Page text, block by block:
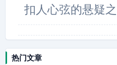
扣人心弦的悬疑之
热门文章